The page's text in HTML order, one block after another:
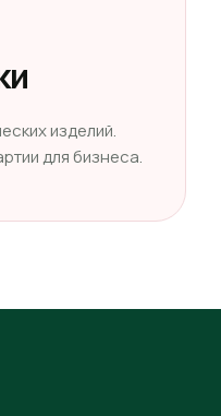
изделий.
для бизнеса.